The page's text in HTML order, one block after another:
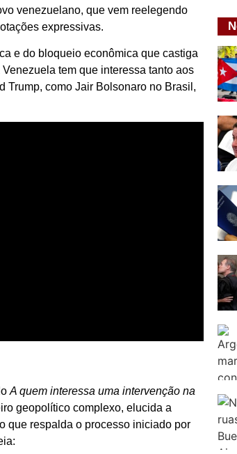
venezuelano, que vem reelegendo
expressivas.
e do bloqueio econômica que castiga
tem que interessa tanto aos
Trump, como Jair Bolsonaro no Brasil,
A quem interessa uma intervenção na
geopolítico complexo, elucida a
que respalda o processo iniciado por